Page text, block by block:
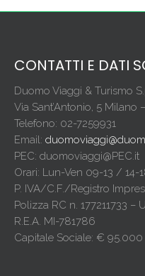
CONTATTI E DATI
Duomo Viaggi & Turismo
Via Sant’Antonio, 5 Milano
Telefono: 02-7259931
Email:
PEC: duomoviaggi@PEC.it
Orari: Lun-Ven 09-13 / 14-
P. IVA/C.F./Registro
Polizza RC n. 177211733 –
R.E.A. MI-781786
Capitale Sociale: € 95.000